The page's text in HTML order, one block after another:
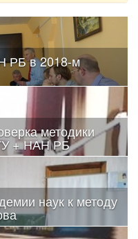
РБ в 2018-м
методики
+ НАН РБ
наук к методу